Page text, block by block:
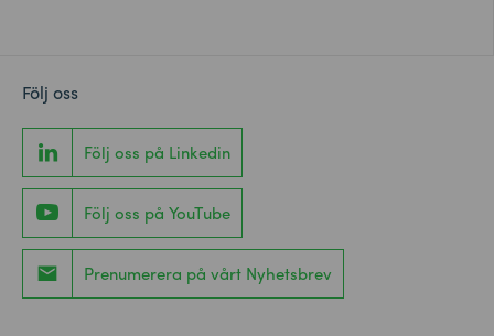
Följ oss
Följ oss på Linkedin
Följ oss på YouTube
Prenumerera på vårt Nyhetsbrev